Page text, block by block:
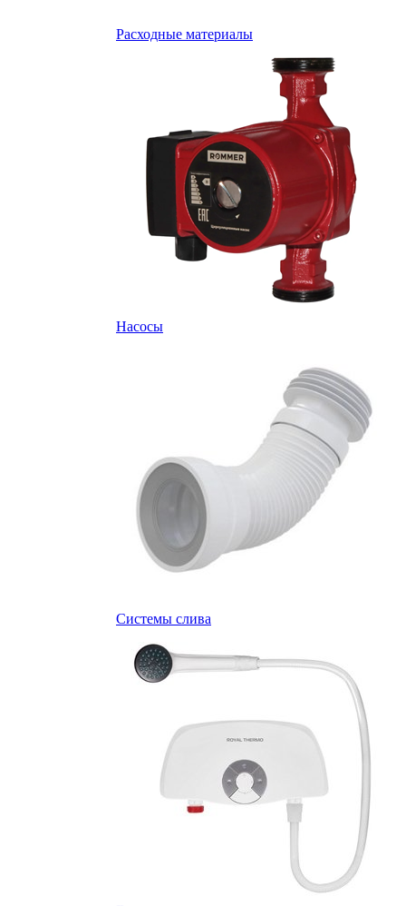
Расходные материалы
Насосы
Системы слива